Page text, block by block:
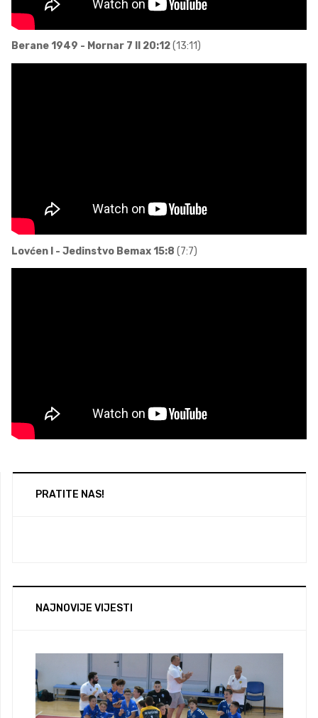
Berane 1949 - Mornar 7 II 20:12(13:11)
Lovćen I - Jedinstvo Bemax 15:8 (7:7)
PRATITE NAS!
NAJNOVIJE VIJESTI